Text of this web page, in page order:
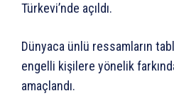
Türkevi’nde açıldı.
Dünyaca ünlü ressamların
engelli kişilere yönelik
amaçlandı.